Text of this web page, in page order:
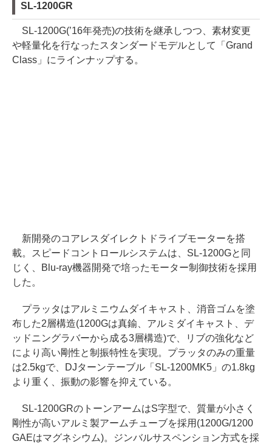
SL-1200GR
SL-1200G(’16年発売)の技術を継承しつつ、素材変更
や軽量化を行なったスタンダードモデルとして「Grand
Class」にラインナップする。
新開発のコアレスダイレクトドライブモーターを搭
載。スピードコントロールシステムは、SL-1200Gと同
じく、Blu-ray機器開発で培ったモーター制御技術を採用
した。
プラッタはアルミニウムダイキャスト、消音ゴムを塗
布した2層構造(1200Gは真鍮、アルミダイキャスト、デ
ッドニングラバーから成る3層構造)で、リブの強化など
により高い剛性と制振特性を実現。プラッタのみの重量
は2.5kgで、DJターンテーブル「SL-1200MK5」の1.8kg
より重く、振動の影響を抑えている。
SL-1200GRのトーンアームはS字型で、質量が小さく
剛性が高いアルミ製アームチューブを採用(1200G/1200
GAEはマグネシウム)。ジンバルサスペンション方式を採